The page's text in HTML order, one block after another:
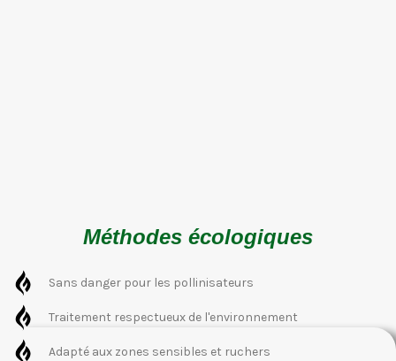
Méthodes écologiques
Sans danger pour les pollinisateurs
Traitement respectueux de l'environnement
Adapté aux zones sensibles et ruchers